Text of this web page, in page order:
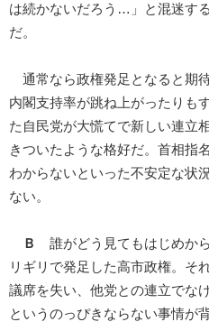
は続かないだろう…」と混迷す
だ。
通常なら政権発足となると期
内閣支持率が跳ね上がったりも
た自民党が大慌てで新しい連立
きついたような格好だ。首相指
わからないといった不安定な状
ない。
Ｂ
誰がどう見てもはじめか
リギリで発足した高市政権。そ
議席を失い、他党との連立でな
というのっぴきならない事情が